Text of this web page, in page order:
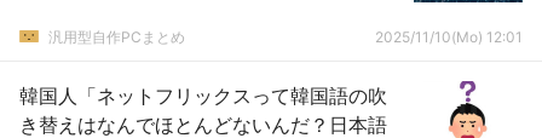
汎用型自作PCまとめ 2025/11/10(Mo) 12:01
韓国人「ネットフリックスって韓国語の吹
き替えはなんでほとんどないんだ？日本語